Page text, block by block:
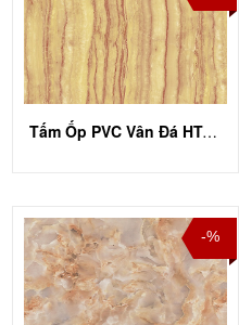
Tấm Ốp PVC Vân Đá HT-A006
-%